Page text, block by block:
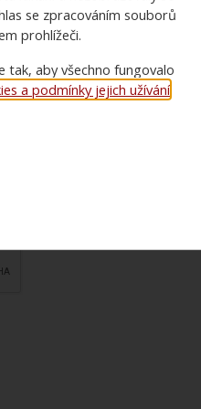
se zpracováním souborů
prohlížeči.
tak, aby všechno fungovalo
a podmínky jejich užívání